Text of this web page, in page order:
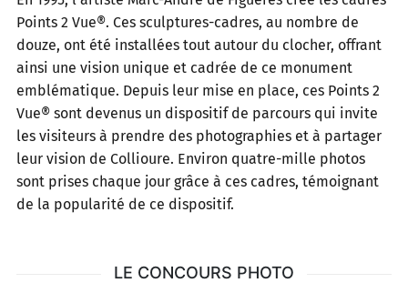
Points 2 Vue®. Ces sculptures-cadres, au nombre de
douze, ont été installées tout autour du clocher, offrant
ainsi une vision unique et cadrée de ce monument
emblématique. Depuis leur mise en place, ces Points 2
Vue® sont devenus un dispositif de parcours qui invite
les visiteurs à prendre des photographies et à partager
leur vision de Collioure. Environ quatre-mille photos
sont prises chaque jour grâce à ces cadres, témoignant
de la popularité de ce dispositif.
LE CONCOURS PHOTO